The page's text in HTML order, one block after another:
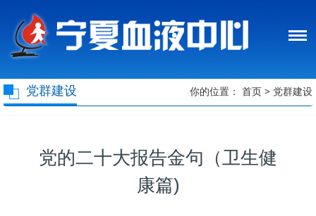
党群建设 你的位置： 首页 > 党群建设
党的二十大报告金句（卫生健
康篇)